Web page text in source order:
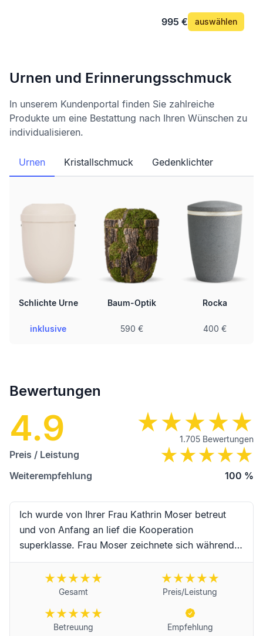
995 € auswählen
Urnen und Erinnerungsschmuck
In unserem Kundenportal finden Sie zahlreiche
Produkte um eine Bestattung nach Ihren Wünschen zu
individualisieren.
Urnen Kristallschmuck Gedenklichter
Schlichte Urne
inklusive
Baum-Optik
590 €
Rocka
400 €
Bewertungen
4.9 1.705 Bewertungen
Preis / Leistung
Weiterempfehlung
100 %
Ich wurde von Ihrer Frau Kathrin Moser betreut
und von Anfang an lief die Kooperation
superklasse. Frau Moser zeichnete sich während
der Begleitung durch hervorragende Kompetenz,
erstklassige Zuverlässigkeit, Schnelligkeit und
absoluter Freundlichkeit sowie
Einfühlungsvermögen aus. Vielen Dank an Frau
Moser und das Team für die erstklassige
Gesamt Preis/Leistung
Betreuung Empfehlung